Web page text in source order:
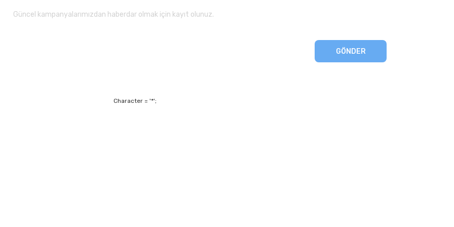
Güncel kampanyalarımızdan haberdar olmak için kayıt olunuz.
GÖNDER
Character = '*';